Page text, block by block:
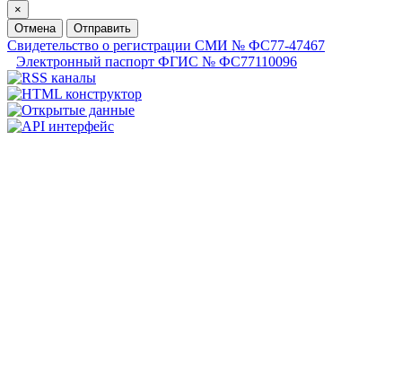
×
Отмена
Отправить
Свидетельство о регистрации СМИ № ФС77-47467
Электронный паспорт ФГИС № ФС77110096